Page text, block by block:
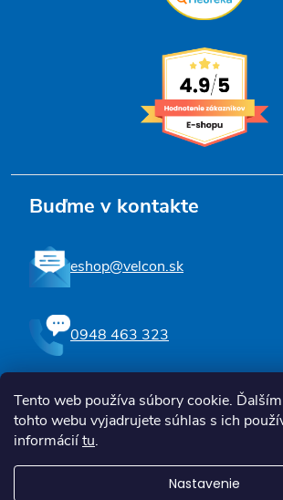
Tento web používa súbory cookie.
tohto webu vyjadrujete súhlas s ich
informáciítu.
Nastavenie
Buďme v kontakte
eshop@velcon.sk
0948 463 323
Sledujte nás na Facebooku